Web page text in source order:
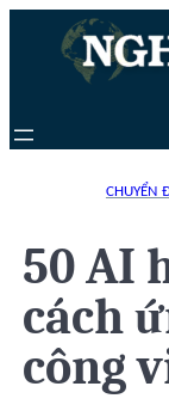
Chuyển
dung
CHUYỂN
50 AI
cách
công